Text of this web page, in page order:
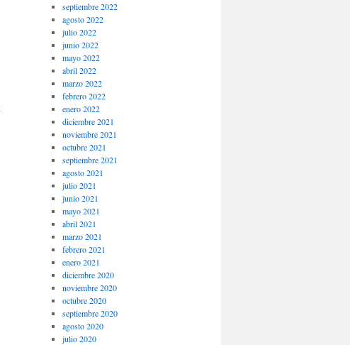
septiembre 2022
agosto 2022
julio 2022
junio 2022
mayo 2022
abril 2022
marzo 2022
febrero 2022
enero 2022
diciembre 2021
noviembre 2021
octubre 2021
septiembre 2021
agosto 2021
julio 2021
junio 2021
mayo 2021
abril 2021
marzo 2021
febrero 2021
enero 2021
diciembre 2020
noviembre 2020
octubre 2020
septiembre 2020
agosto 2020
julio 2020